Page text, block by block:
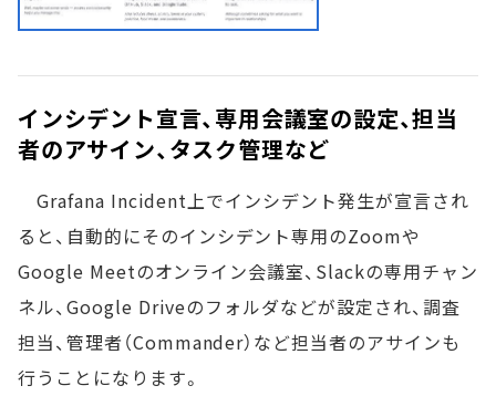
インシデント宣言、専用会議室の設定、担当
者のアサイン、タスク管理など
Grafana Incident上でインシデント発生が宣言され
ると、自動的にそのインシデント専用のZoomや
Google Meetのオンライン会議室、Slackの専用チャン
ネル、Google Driveのフォルダなどが設定され、調査
担当、管理者（Commander）など担当者のアサインも
行うことになります。